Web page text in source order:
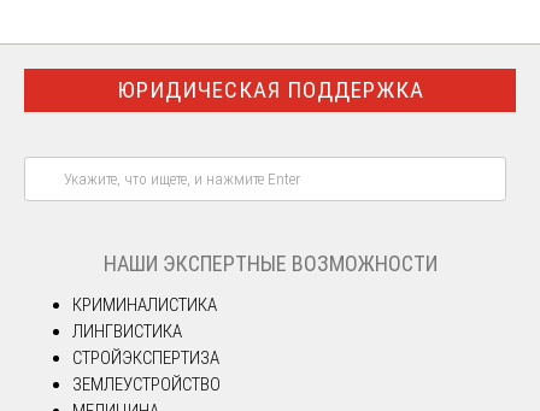
ЮРИДИЧЕСКАЯ ПОДДЕРЖКА
НАШИ ЭКСПЕРТНЫЕ ВОЗМОЖНОСТИ
КРИМИНАЛИСТИКА
ЛИНГВИСТИКА
СТРОЙЭКСПЕРТИЗА
ЗЕМЛЕУСТРОЙСТВО